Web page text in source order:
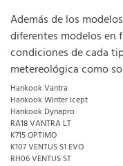
Además de los
diferentes modelos en
condiciones de cada
metereológica como
Hankook Vantra
Hankook Winter Icept
Hankook Dynapro
RA18 VANTRA LT
K715 OPTIMO
K107 VENTUS S1 EVO
RH06 VENTUS ST